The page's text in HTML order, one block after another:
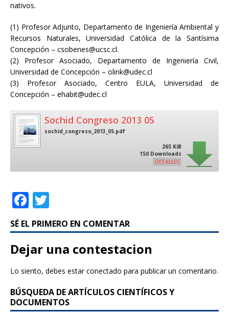
nativos.
(1) Profesor Adjunto, Departamento de Ingeniería Ambiental y
Recursos Naturales, Universidad Católica de la Santísima
Concepción – csobenes@ucsc.cl.
(2) Profesor Asociado, Departamento de Ingeniería Civil,
Universidad de Concepción – olink@udec.cl
(3) Profesor Asociado, Centro EULA, Universidad de
Concepción – ehabit@udec.cl
Sochid Congreso 2013 05
sochid_congreso_2013_05.pdf
265 KiB
150 Downloads
DETALLES
F
a
c
e
b
o
w
it
te
r
SÉ EL PRIMERO EN COMENTAR
Dejar una contestacion
Lo siento, debes estarconectado para publicar un comentario.
BÚSQUEDA DE ARTÍCULOS CIENTÍFICOS Y
DOCUMENTOS